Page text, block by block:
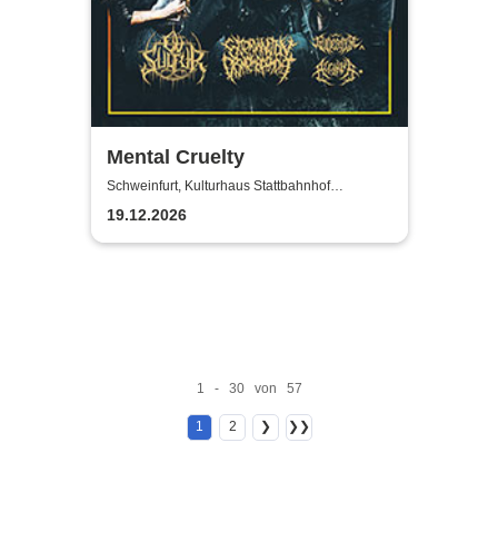
Mental Cruelty
Schweinfurt, Kulturhaus Stattbahnhof
Schweinfurt
19.12.2026
1 - 30 von 57
1 2 ❯ ❯❯